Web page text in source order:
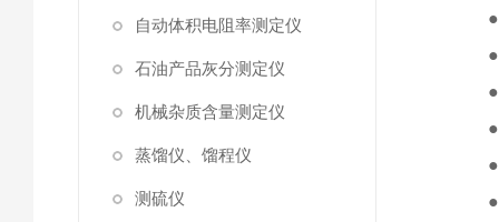
自动体积电阻率测定仪
石油产品灰分测定仪
机械杂质含量测定仪
蒸馏仪、馏程仪
测硫仪